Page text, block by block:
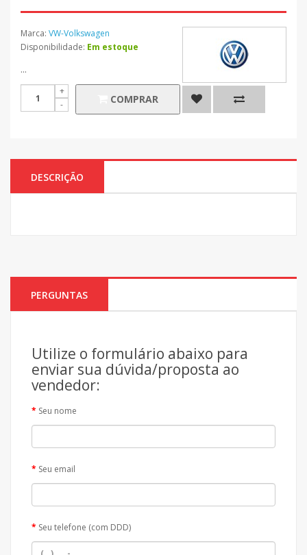
Marca: VW-Volkswagen
Disponibilidade: Em estoque
...
COMPRAR
DESCRIÇÃO
PERGUNTAS
Utilize o formulário abaixo para
enviar sua dúvida/proposta ao
vendedor:
Seu nome
Seu email
Seu telefone (com DDD)